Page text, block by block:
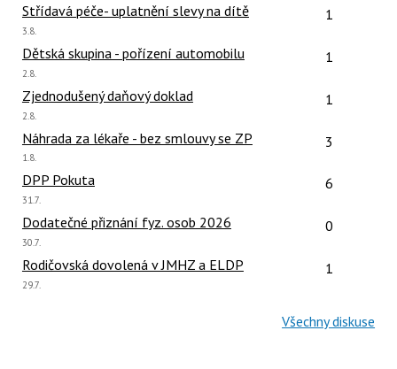
Střídavá péče- uplatnění slevy na dítě Počet
1
Poslední
3.8.
Dětská skupina - pořízení automobilu Počet
1
Poslední
2.8.
Zjednodušený daňový doklad Počet
1
Poslední
2.8.
Náhrada za lékaře - bez smlouvy se ZP Počet
3
Poslední
1.8.
DPP Pokuta Počet
6
Poslední
31.7.
Dodatečné přiznání fyz. osob 2026 Počet
0
Poslední
30.7.
Rodičovská dovolená v JMHZ a ELDP Počet
1
Poslední
29.7.
Všechny diskuse